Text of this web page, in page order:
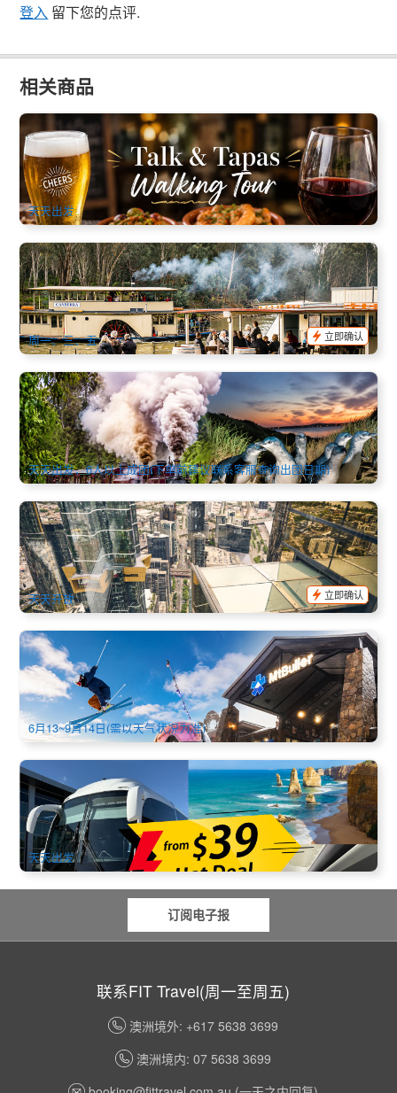
登入 留下您的点评.
相关商品
墨尔本 | Tapas美食与微醺 步行导览之旅 (英文)
140 已预订
AUD $237.00 249.00
MEL05179
天天出发
墨瑞河蒸汽明轮船、野生动物与粉红峭壁一日游(Murray
River, Paddle Steamer) | 墨尔本出发 (英文)
349 已预订
AUD $155.00 $169.00
MEL05143
周一、三、五
立即确认
蒸汽小火车+菲利普岛企鹅归巢 双拼奔驰中文一日游 (最多14
人小团)
781 已预订
AUD $202.00 $216.00
MEL05109
天天出发，6人以上成团(下单前建议联系客服查询出团日期)
墨尔本 88 楼观景台门票+高空玻璃箱体验｜Melbourne
Skydeck Eureka+Edge Experience
898 已预订
AUD $60.00 $61.00
MEL05302
天天开放
立即确认
店长推荐 | 课程+装备+雪衣裤+小费全包 | 墨尔本布勒山(Mt.
Buller)全览一日游 (中文)
607 已预订
AUD $199.00 $207.00
MEL05003
6月13~9月14日(需以天气状况为准)
热门行程★墨尔本大洋路舒适大车中文1日游
867 已预订
AUD $39.00 59.00
MEL05095
天天出发
订阅电子报
联系FIT Travel(周一至周五)
澳洲境外: +617 5638 3699
澳洲境内: 07 5638 3699